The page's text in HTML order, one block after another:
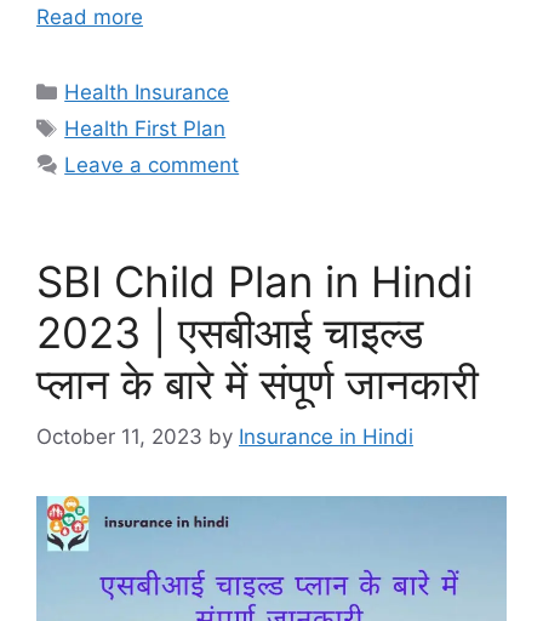
Read more
Categories
Health Insurance
Tags
Health First Plan
Leave a comment
SBI Child Plan in Hindi
2023 | एसबीआई चाइल्ड
प्लान के बारे में संपूर्ण जानकारी
October 11, 2023 by Insurance in Hindi